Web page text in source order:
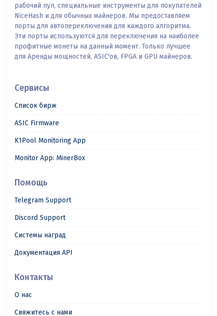
рабочий пул, специальные инструменты для покупателей
NiceHash и для обычных майнеров. Мы предоставляем
порты для автопереключения для каждого алгоритма.
Эти порты используются для переключения на наиболее
профитные монеты на данный момент. Только лучшее
для Аренды мощностей, ASIC'ов, FPGA и GPU майнеров.
Сервисы
Список бирж
ASIC Firmware
K1Pool Monitoring App
Monitor App: MinerBox
Помощь
Telegram Support
Discord Support
Системы наград
Документация API
Контакты
О нас
Свяжитесь с нами